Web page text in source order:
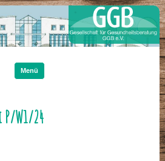
Menü
W1/24